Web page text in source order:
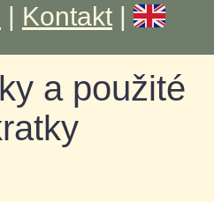
| Kontakt|
a použité